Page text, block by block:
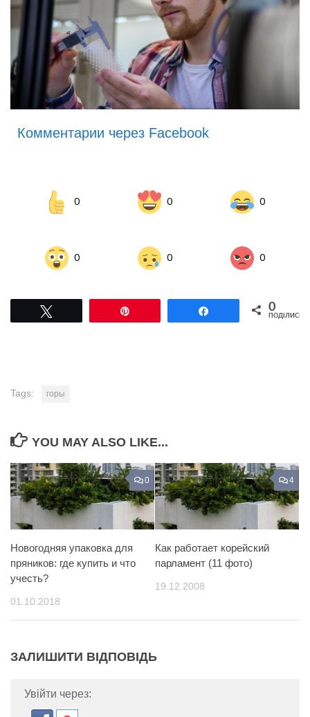
Комментарии через Facebook
0 0 0
0 0 0
Поділитися0
ПОДІЛИСЬ
Tags: горы
YOU MAY ALSO LIKE...
0
Новогодняя упаковка для
пряников: где купить и что
учесть?
01.10.2018
4
Как работает корейский
парламент (11 фото)
19.12.2008
ЗАЛИШИТИ ВІДПОВІДЬ
Увійти через: